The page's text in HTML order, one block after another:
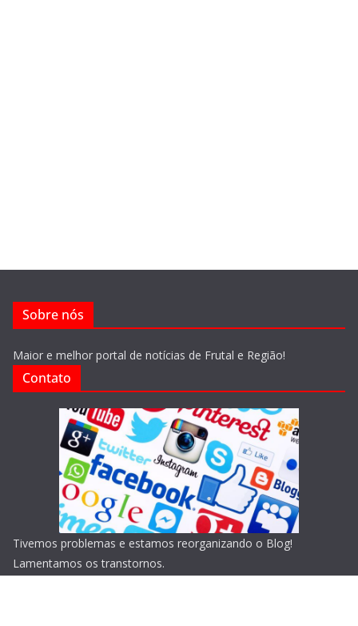
Sobre nós
Maior e melhor portal de notícias de Frutal e Região!
Contato
Tivemos problemas e estamos reorganizando o Blog!
Lamentamos os transtornos.